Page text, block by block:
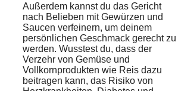
Außerdem kannst du das Gericht
nach Belieben mit Gewürzen und
Saucen verfeinern, um deinem
persönlichen Geschmack gerecht zu
werden. Wusstest du, dass der
Verzehr von Gemüse und
Vollkornprodukten wie Reis dazu
beitragen kann, das Risiko von